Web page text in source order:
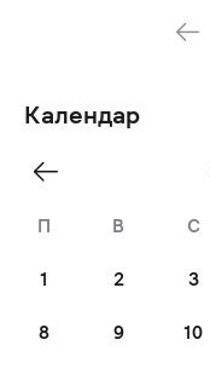
Календар
П В С
1 2 3
8 9 10
«
Dec